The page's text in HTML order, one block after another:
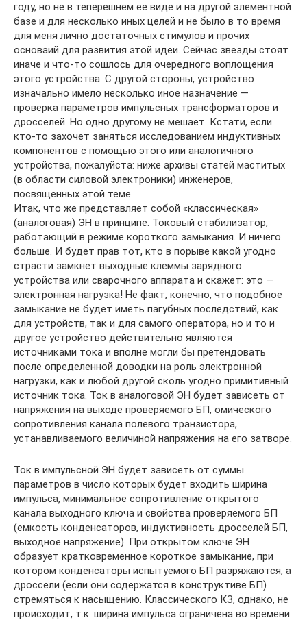
году, но не в теперешнем ее виде и на другой элементной
базе и для несколько иных целей и не было в то время
для меня лично достаточных стимулов и прочих
основаий для развития этой идеи. Сейчас звезды стоят
иначе и что-то сошлось для очередного воплощения
этого устройства. С другой стороны, устройство
изначально имело несколько иное назначение —
проверка параметров импульсных трансформаторов и
дросселей. Но одно другому не мешает. Кстати, если
кто-то захочет заняться исследованием индуктивных
компонентов с помощью этого или аналогичного
устройства, пожалуйста: ниже архивы статей маститых
(в области силовой электроники) инженеров,
посвященных этой теме.
Итак, что же представляет собой «классическая»
(аналоговая) ЭН в принципе. Токовый стабилизатор,
работающий в режиме короткого замыкания. И ничего
больше. И будет прав тот, кто в порыве какой угодно
страсти замкнет выходные клеммы зарядного
устройства или сварочного аппарата и скажет: это —
электронная нагрузка! Не факт, конечно, что подобное
замыкание не будет иметь пагубных последствий, как
для устройств, так и для самого оператора, но и то и
другое устройство действительно являются
источниками тока и вполне могли бы претендовать
после определенной доводки на роль электронной
нагрузки, как и любой другой сколь угодно примитивный
источник тока. Ток в аналоговой ЭН будет зависеть от
напряжения на выходе проверяемого БП, омического
сопротивления канала полевого транзистора,
устанавливаемого величиной напряжения на его затворе.
Ток в импульсной ЭН будет зависеть от суммы
параметров в число которых будет входить ширина
импульса, минимальное сопротивление открытого
канала выходного ключа и свойства проверяемого БП
(емкость конденсаторов, индуктивность дросселей БП,
выходное напряжение). При открытом ключе ЭН
образует кратковременное короткое замыкание, при
котором конденсаторы испытуемого БП разряжаются, а
дроссели (если они содержатся в конструктиве БП)
стремяться к насыщению. Классического КЗ, однако, не
происходит, т.к. ширина импульса ограничена во времени